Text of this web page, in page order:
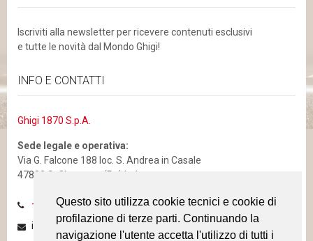
Questo sito utilizza cookie tecnici e cookie di
profilazione di terze parti. Continuando la
navigazione l'utente accetta l'utilizzo di tutti i
Questo sito utilizza cookie tecnici e cookie di
profilazione di terze parti. Continuando la
navigazione l'utente accetta l'utilizzo di tutti i
Iscriviti alla newsletter per ricevere contenuti esclusivi
e tutte le novità dal Mondo Ghigi!
INFO E CONTATTI
Ghigi 1870 S.p.A.
Sede legale e operativa:
Via G. Falcone 188 loc. S. Andrea in Casale
47832 S. Clemente (Rn) Italy
+39 0541 856811 - Fax: +39 0541 987011
info@ghigi.eu